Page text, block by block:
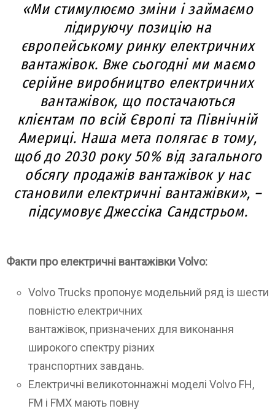
«Ми стимулюємо зміни і займаємо
лідируючу позицію на
європейському ринку електричних
вантажівок. Вже сьогодні ми маємо
серійне виробництво електричних
вантажівок, що постачаються
клієнтам по всій Європі та Північній
Америці. Наша мета полягає в тому,
щоб до 2030 року 50% від загального
обсягу продажів вантажівок у нас
становили електричні вантажівки», –
підсумовує Джессіка Сандстрьом.
Факти про електричні вантажівки Volvo:
Volvo Trucks пропонує модельний ряд із шести
повністю електричних
вантажівок, призначених для виконання
широкого спектру різних
транспортних завдань.
Електричні великотоннажні моделі Volvo FH,
FM і FMX мають повну